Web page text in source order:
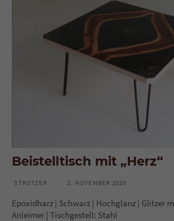
Beistelltisch mit „Herz“
STROTZER 2. NOVEMBER 2020
Epoxidharz | Schwarz | Hochglanz | Glitzer
Anleimer | Tischgestell: Stahl